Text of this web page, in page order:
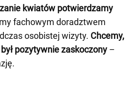
kwiatów potwierdzamy
fachowym doradztwem
osobistej wizyty. Chcemy,
pozytywnie zaskoczony –